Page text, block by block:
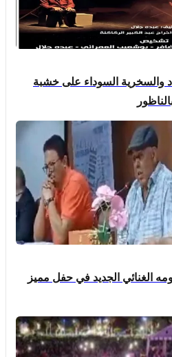
والسخرية السوداء على خشبة
الغنائي الجديد في حفل مميز